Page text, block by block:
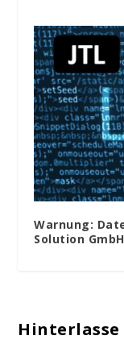
Warnung:
Solution